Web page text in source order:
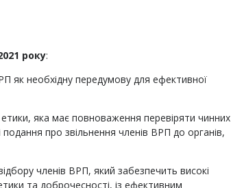
року:
як необхідну передумову для ефективної
яка має повноваження перевіряти чинних
про звільнення членів ВРП до органів,
членів ВРП, який забезпечить високі
та доброчесності, із ефективним